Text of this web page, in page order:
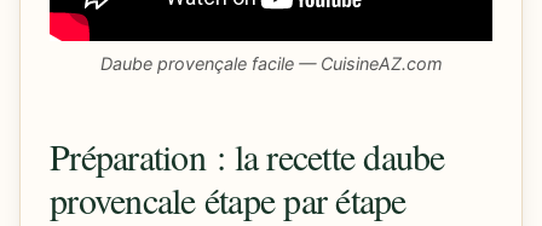
Daube provençale facile — CuisineAZ.com
Préparation : la recette daube
provencale étape par étape